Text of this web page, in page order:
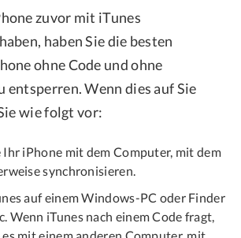
zuvor mit iTunes
haben Sie die besten
ohne Code und ohne
entsperren. Wenn dies auf Sie
wie folgt vor:
Ihr iPhone mit dem Computer, mit dem
synchronisieren.
auf einem Windows-PC oder Finder
Wenn iTunes nach einem Code fragt,